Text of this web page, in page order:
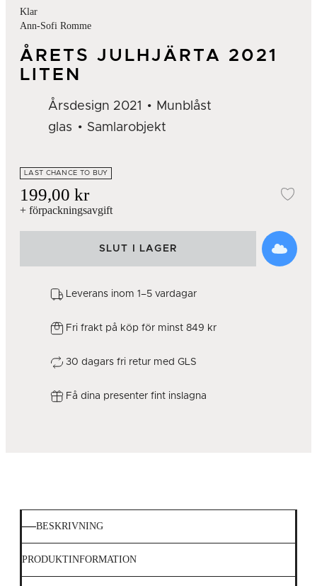
Klar
Ann-Sofi Romme
ÅRETS JULHJÄRTA 2021
LITEN
Årsdesign 2021
Munblåst
glas
Samlarobjekt
LAST CHANCE TO BUY
199,00 kr
+ förpackningsavgift
SLUT I LAGER
Leverans inom 1–5 vardagar
Fri frakt på köp för minst 849 kr
30 dagars fri retur med GLS
Få dina presenter fint inslagna
BESKRIVNING
PRODUKTINFORMATION